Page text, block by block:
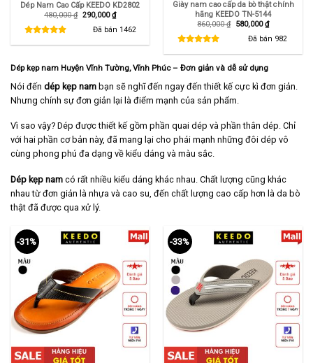
Dép Nam Cao Cấp KEEDO KD2802
480,000₫ Giá
290,000₫Giá
hiện
tại
Đã bán 1462
Giày nam cao cấp da bò thật chính
hãng KEEDO TN-5144
860,000₫ Giá
580,000₫Giá
hiện
tại
Đã bán 982
Dép kẹp nam Huyện Vĩnh Tường, Vĩnh Phúc – Đơn giản và dễ sử dụng
Nói đến dép kẹp nam bạn sẽ nghĩ đến ngay đến thiết kế cực kì đơn giản.
Nhưng chính sự đơn giản lại là điểm mạnh của sản phẩm.
Vì sao vậy? Dép được thiết kế gồm phần quai dép và phần thân dép. Chỉ
với hai phần cơ bản này, đã mang lại cho phái mạnh những đôi dép vô
cùng phong phú đa dạng về kiểu dáng và màu sắc.
Dép kẹp nam có rất nhiều kiểu dáng khác nhau. Chất lượng cũng khác
nhau từ đơn giản là nhựa và cao su, đến chất lượng cao cấp hơn là da bò
thật đã được qua xử lý.
-31% -33%